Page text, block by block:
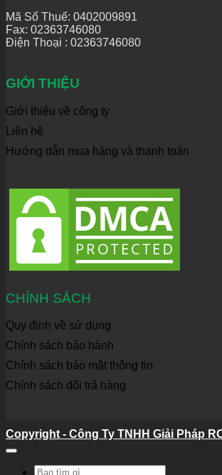
Mã Số Thuế: 0402009891
Fax: 02363746080
Điện Thoại : 02363746080
GIỚI THIỆU
Giới thiệu về công ty
Liên hệ
Hướng dẫn mua hàng và thanh toán
CHÍNH SÁCH
Quy định về sử dụng
Chính sách bảo hành
Chính sách bảo mật thông tin
Chính sách đổi trả hàng
Copyright - Công Ty TNHH Giải Pháp
Tìm